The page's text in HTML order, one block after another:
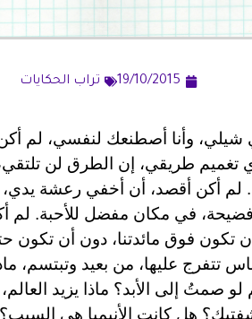
19/10/2015 تراب الحكايات
شيلي، وأنا أصطنعك لنفسي، لم
طريقي، إن الطرق لن تلتقي،
لم أكن أقصد، أن أخفي رعشة
في مكان مفضل للأحبة. لم
تكون فوق مائدتنا، دون أن تكون
تتفرج عليها، من بعيد وتبتسم،
لو صمتُ إلى الأبد؟ ماذا يزيد
هل كانت الأنيميا هي السبب؟